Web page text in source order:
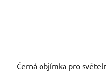
Černá objímka pro